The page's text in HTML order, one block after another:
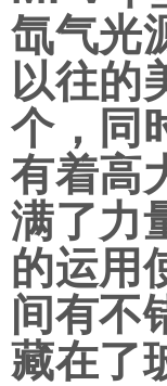
氙气光
以往的
个，同
有着高
满了力
的运用
间有不
藏在了